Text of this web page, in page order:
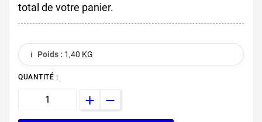
total de votre panier.
ℹ️ Poids : 1,40 KG
QUANTITÉ :